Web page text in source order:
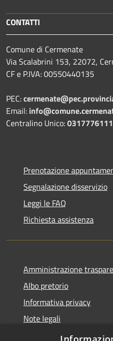
CONTATTI
Comune di Cermenate
Via Scalabrini 153, 22072,
CF e P.IVA: 00550440135
PEC:
Email:
Centralino Unico:0317776111
Prenotazione
Segnalazione disservizio
Leggi le FAQ
Richiesta assistenza
Amministrazione
Albo pretorio
Informativa privacy
Note legali
Dichiarazione di